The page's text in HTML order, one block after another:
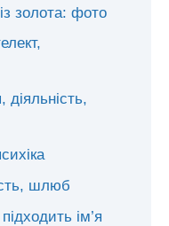
золота: фото
діяльність,
шлюб
ім’я